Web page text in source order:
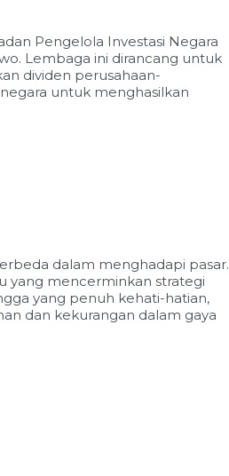
Pengelola Investasi Negara
Lembaga ini dirancang untuk
dividen perusahaan-
untuk menghasilkan
dalam menghadapi pasar.
yang mencerminkan strategi
yang penuh kehati-hatian,
dan kekurangan dalam gaya